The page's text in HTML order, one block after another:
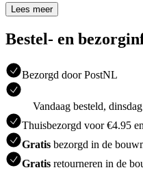
Lees meer
Bestel- en
Bezorgd door PostNL
Vandaag besteld,
Thuisbezorgd voor €4.95
Gratis bezorgd in de
Gratis retourneren in de